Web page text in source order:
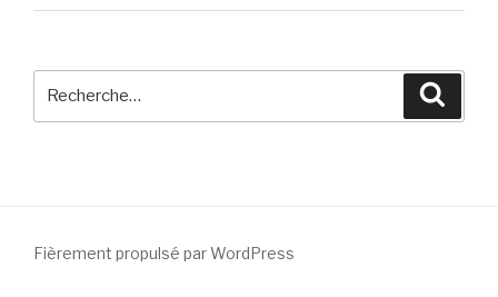
Fièrement propulsé par WordPress